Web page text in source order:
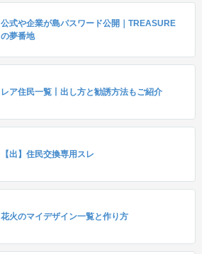
公式や企業が島パスワード公開｜TREASURE
の夢番地
レア住民一覧丨出し方と勧誘方法もご紹介
【出】住民交換専用スレ
花火のマイデザイン一覧と作り方